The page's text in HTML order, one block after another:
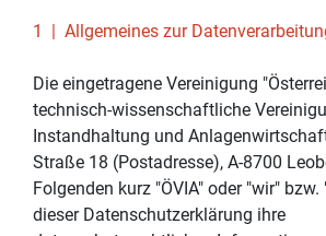
1 | Allgemeines zur
Die eingetragene Vereinigung
technisch-wissenschaftliche
Instandhaltung und
Straße 18 (Postadresse), A-8700
Folgenden kurz "ÖVIA" oder "wir"
dieser Datenschutzerklärung ihre